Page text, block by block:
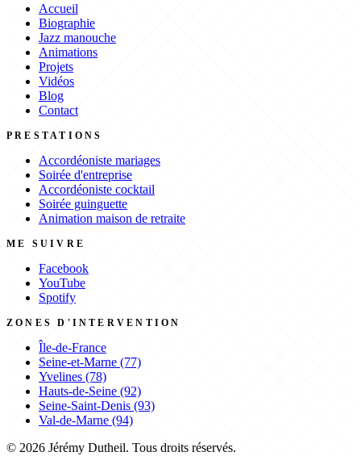
Accueil
Biographie
Jazz manouche
Animations
Projets
Vidéos
Blog
Contact
PRESTATIONS
Accordéoniste mariages
Soirée d'entreprise
Accordéoniste cocktail
Soirée guinguette
Animation maison de retraite
ME SUIVRE
Facebook
YouTube
Spotify
ZONES D'INTERVENTION
Île-de-France
Seine-et-Marne (77)
Yvelines (78)
Hauts-de-Seine (92)
Seine-Saint-Denis (93)
Val-de-Marne (94)
© 2026 Jérémy Dutheil. Tous droits réservés.